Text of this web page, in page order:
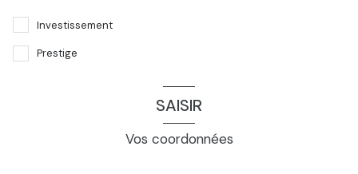
Investissement
Prestige
SAISIR
Vos coordonnées